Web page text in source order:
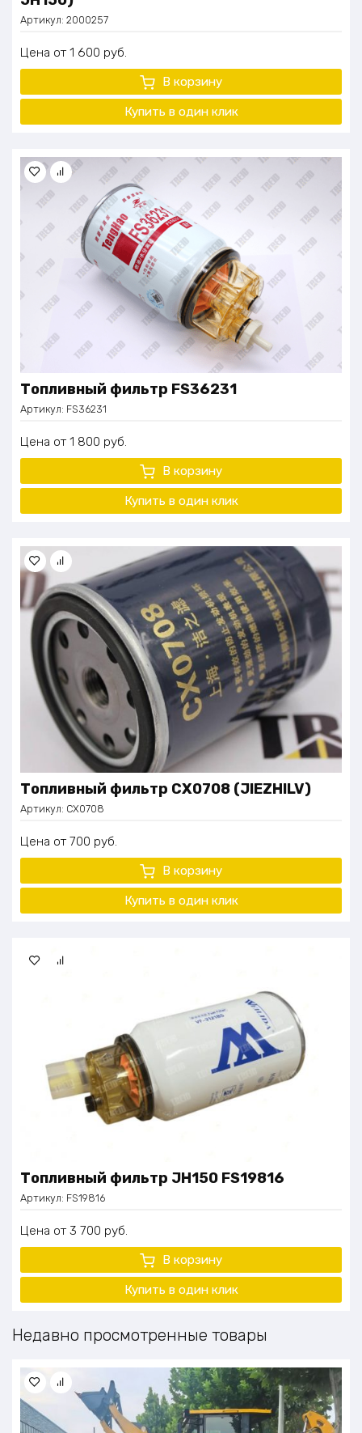
Артикул: 2000257
Цена 1 600 руб.
В корзину
Купить в один клик
Топливный фильтр FS36231
Артикул: FS36231
Цена 1 800 руб.
В корзину
Купить в один клик
Топливный фильтр CX0708 (JIEZHILV)
Артикул: CX0708
Цена 700 руб.
В корзину
Купить в один клик
Топливный фильтр JH150 FS19816
Артикул: FS19816
Цена 3 700 руб.
В корзину
Купить в один клик
Недавно просмотренные товары